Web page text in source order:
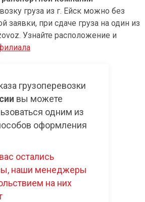
груза из г. Ейск можно без
заявки, при сдаче груза на один из
Узнайте расположение и
грузоперевозки
вы можете
одним из
оформления
остались
наши менеджеры
на них